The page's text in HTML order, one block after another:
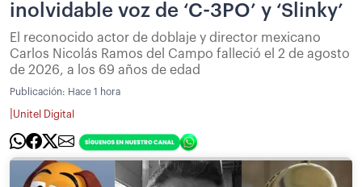
inolvidable voz de ‘C-3PO’ y ‘Slinky’
El reconocido actor de doblaje y director mexicano
Carlos Nicolás Ramos del Campo falleció el 2 de agosto
de 2026, a los 69 años de edad
Publicación: Hace 1 hora
Unitel Digital